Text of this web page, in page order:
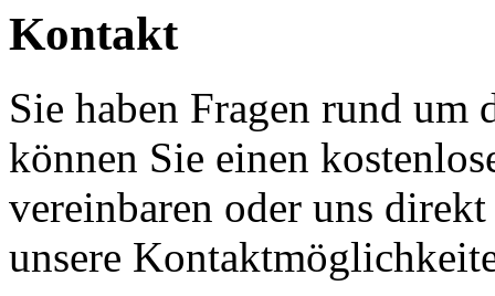
Kontakt
Sie haben Fragen rund um
können Sie einen
vereinbaren oder uns
unsere